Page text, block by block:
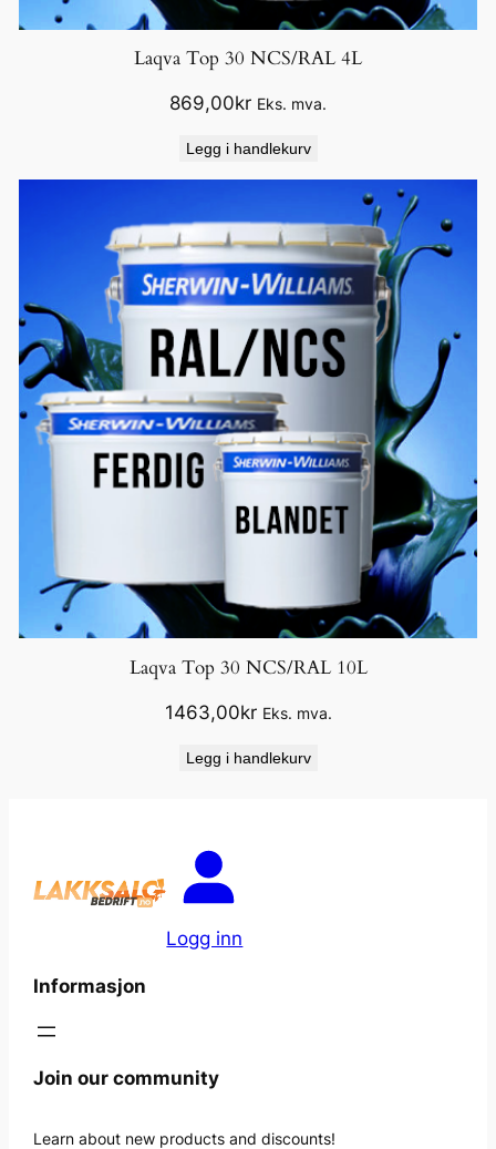
Laqva Top 30 NCS/RAL 4L
869,00kr Eks. mva.
Legg i handlekurv
Laqva Top 30 NCS/RAL 10L
1463,00kr Eks. mva.
Legg i handlekurv
Logg inn
Informasjon
Join our community
Learn about new products and discounts!